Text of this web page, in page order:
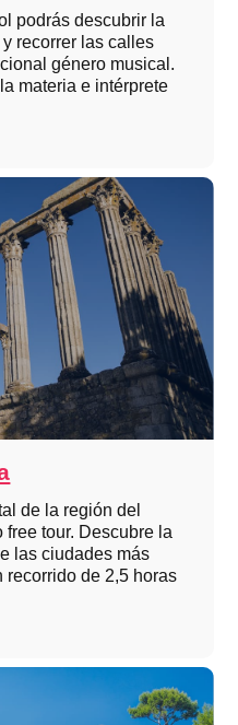
podrás descubrir la
recorrer las calles
género musical.
materia e intérprete
de la región del
tour. Descubre la
las ciudades más
recorrido de 2,5 horas